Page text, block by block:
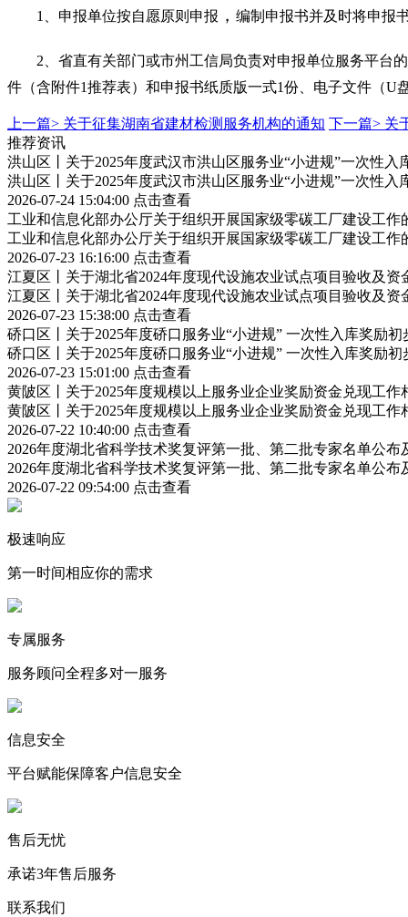
1、申报单位按自愿原则申报 ， 编制申报书并及时将申报
2、省直有关部门或市州工信局负责对申报单位服务平台
件（含附件1推荐表）和申报书纸质版一式1份、电子文件（U
上一篇> 关于征集湖南省建材检测服务机构的通知 下一篇> 关
推荐资讯
洪山区丨关于2025年度武汉市洪山区服务业“小进规”一次性
洪山区丨关于2025年度武汉市洪山区服务业“小进规”一次性
2026-07-24 15:04:00 点击查看
工业和信息化部办公厅关于组织开展国家级零碳工厂建设工作
工业和信息化部办公厅关于组织开展国家级零碳工厂建设工作
2026-07-23 16:16:00 点击查看
江夏区丨关于湖北省2024年度现代设施农业试点项目验收及资
江夏区丨关于湖北省2024年度现代设施农业试点项目验收及资
2026-07-23 15:38:00 点击查看
硚口区丨关于2025年度硚口服务业“小进规” 一次性入库奖励
硚口区丨关于2025年度硚口服务业“小进规” 一次性入库奖励
2026-07-23 15:01:00 点击查看
黄陂区丨关于2025年度规模以上服务业企业奖励资金兑现工作
黄陂区丨关于2025年度规模以上服务业企业奖励资金兑现工作
2026-07-22 10:40:00 点击查看
2026年度湖北省科学技术奖复评第一批、第二批专家名单公
2026年度湖北省科学技术奖复评第一批、第二批专家名单公
2026-07-22 09:54:00 点击查看
极速响应
第一时间相应你的需求
专属服务
服务顾问全程多对一服务
信息安全
平台赋能保障客户信息安全
售后无忧
承诺3年售后服务
联系我们